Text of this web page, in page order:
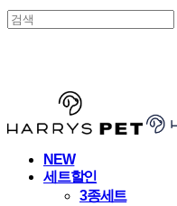
NEW
세트할인
3종세트